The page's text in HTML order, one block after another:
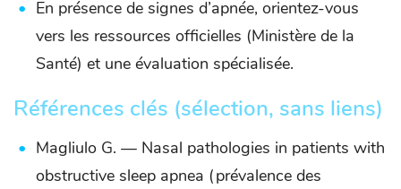
En présence de signes d’apnée, orientez-vous
vers les ressources officielles (Ministère de la
Santé) et une évaluation spécialisée.
Références clés (sélection, sans liens)
Magliulo G. — Nasal pathologies in patients with
obstructive sleep apnea (prévalence des